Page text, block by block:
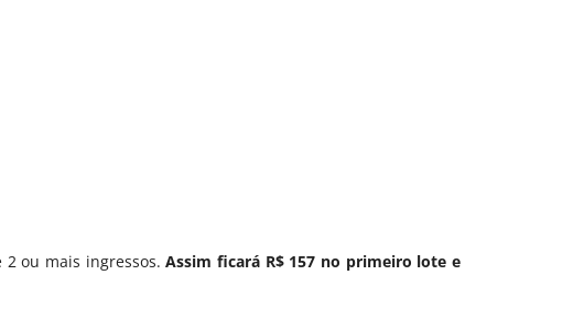
2 ou mais ingressos.Assim ficará R$ 157 no primeiro lote e